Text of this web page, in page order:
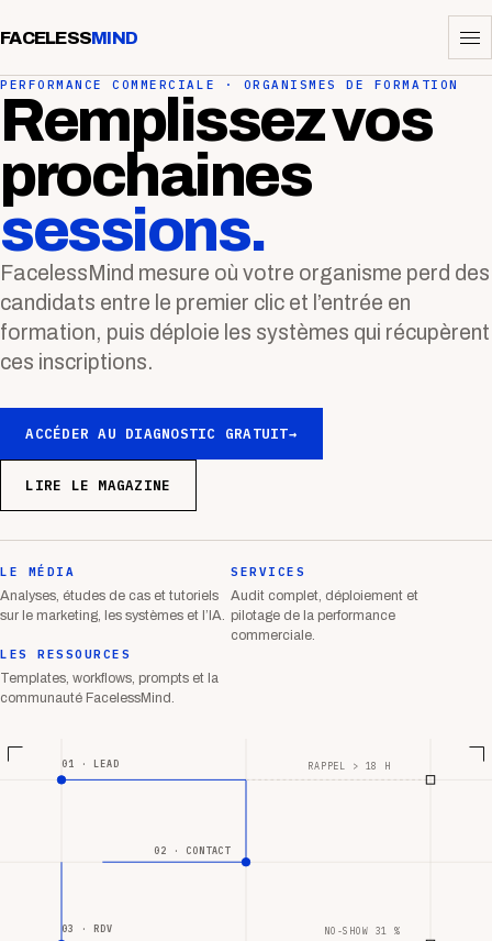
FACELESSMIND
PERFORMANCE COMMERCIALE · ORGANISMES DE FORMATION
Remplissez vos
prochaines
sessions.
FacelessMind mesure où votre organisme perd des
candidats entre le premier clic et l’entrée en
formation, puis déploie les systèmes qui récupèrent
ces inscriptions.
ACCÉDER AU DIAGNOSTIC GRATUIT→
LIRE LE MAGAZINE
LE MÉDIA
Analyses, études de cas et tutoriels
sur le marketing, les systèmes et l’IA.
SERVICES
Audit complet, déploiement et
pilotage de la performance
commerciale.
LES RESSOURCES
Templates, workflows, prompts et la
communauté FacelessMind.
01 · LEAD
02 · CONTACT
03 · RDV
RAPPEL > 18 H
NO-SHOW 31 %